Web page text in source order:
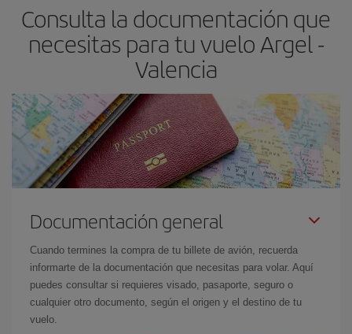
avión más baratos te saldrán. Además, si buscas los vuelos con
las fechas y los horarios del viaje un poco abiertos, podráselegir
el precio más barato.
Consulta la documentación que
necesitas para tu vuelo Argel -
Valencia
Documentación general
Cuando termines la compra de tu billete de avión, recuerda
informarte de la documentación que necesitas para volar. Aquí
puedes consultar si requieres visado, pasaporte, seguro o
cualquier otro documento, según el origen y el destino de tu
vuelo.